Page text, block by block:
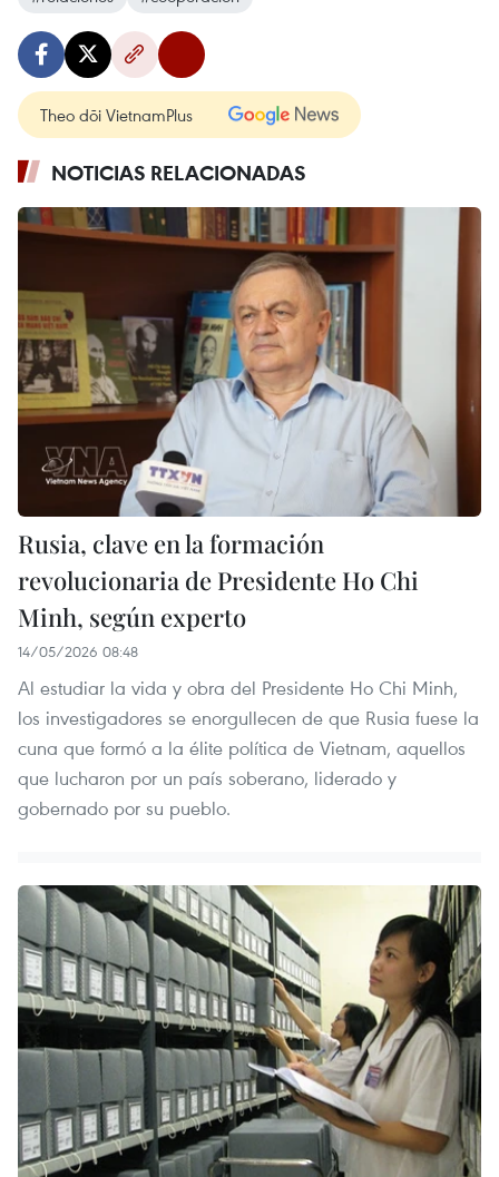
Theo dõi VietnamPlus
NOTICIAS RELACIONADAS
Rusia, clave en la formación
revolucionaria de Presidente Ho Chi
Minh, según experto
14/05/2026 08:48
Al estudiar la vida y obra del Presidente Ho Chi Minh,
los investigadores se enorgullecen de que Rusia fuese la
cuna que formó a la élite política de Vietnam, aquellos
que lucharon por un país soberano, liderado y
gobernado por su pueblo.